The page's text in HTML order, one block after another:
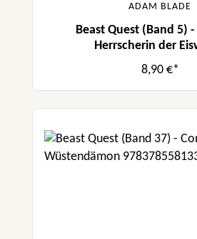
ADAM BLADE
Beast Quest (Band 5)
Herrscherin der
8,90 €*